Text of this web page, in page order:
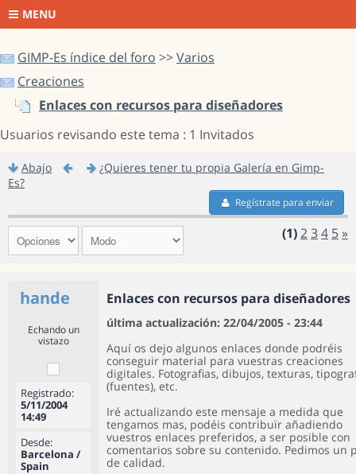
MENU
GIMP-Es índice del foro >>Varios
Creaciones
Enlaces con recursos para diseñadores
Usuarios revisando este tema : 1 Invitados
Abajo
¿Quieres tener tu propia Galería en Gimp-
Es?
Regístrate para enviar
(1)234 5 »
hande Enlaces con recursos para diseñadores
Echando un
vistazo
Registrado:
5/11/2004
14:49
Desde:
Barcelona /
Spain
última actualización: 22/04/2005 - 23:44
Aquí os dejo algunos enlaces donde podréis
conseguir material para vuestras creaciones
digitales. Fotografias, dibujos, texturas,
(fuentes), etc.
Iré actualizando este mensaje a medida que
tengamos mas, podéis contribuïr añadiendo
vuestros enlaces preferidos, a ser posible con
comentarios sobre su contenido. Pedimos un
de calidad.